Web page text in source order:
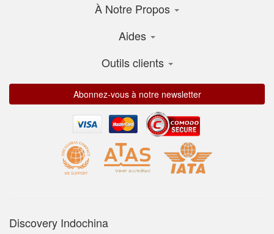
À Notre Propos
Aides
Outils clients
Abonnez-vous à notre newsletter
Discovery Indochina